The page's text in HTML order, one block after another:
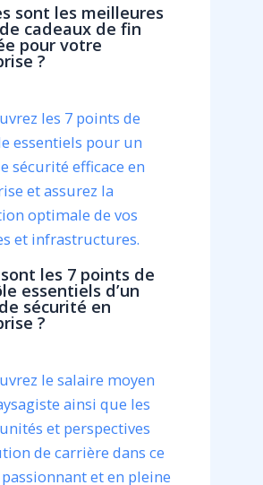
sont les meilleures
cadeaux de fin
pour votre
?
les 7 points de
essentiels d’un
sécurité en
?